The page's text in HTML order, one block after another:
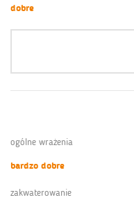
dobre
ogólne wrażenia
bardzo dobre
zakwaterowanie